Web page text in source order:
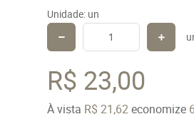
Unidade: un
R$ 23,00
À vista R$ 21,62economize